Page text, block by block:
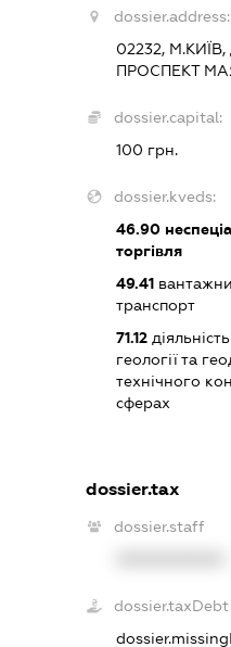
dossier.address:
02232,
ПРОСПЕКТ
dossier.capital:
100 грн.
dossier.kveds:
46.90
торгівля
49.41
транспорт
71.12
геології та
технічного
сферах
dossier.tax
dossier.staff
dossier.taxDebt